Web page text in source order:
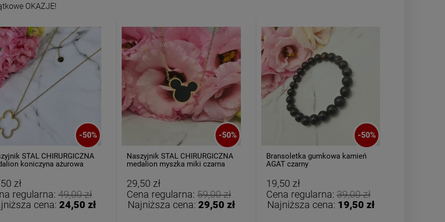
STAL
motylek
czarny
39,00 zł
Kolczyki STAL
44,00 zł
Kolczyki STAL
CHIRURGICZNA kwiatek
OKAZJE!
-50%
STAL CHIRURGICZNA
koniczyna ażurowa
zł
regularna:49,00 zł
cena: 24,50 zł
-50%
Naszyjnik STAL CHIRURGICZNA
medalion myszka miki czarna
29,50 zł
Cena regularna:59,00 zł
Najniższa cena: 29,50 zł
-50%
Bransoletka gumkowa kamień
AGAT czarny
19,50 zł
Cena regularna: 39,00 zł
Najniższa cena: 19,50 zł